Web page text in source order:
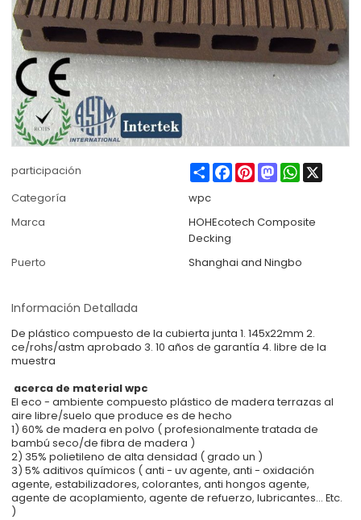
participación ShareFacebook
PinterestMastodonWhatsApp
X
Categoría
wpc
Marca
HOHEcotech Composite
Decking
Puerto
Shanghai and Ningbo
Información Detallada
De plástico compuesto de la cubierta junta 1. 145x22mm 2.
ce/rohs/astm aprobado 3. 10 años de garantía 4. libre de la
muestra
acerca de material wpc
El eco - ambiente compuesto plástico de madera terrazas al
aire libre/suelo que produce es de hecho
1) 60% de madera en polvo ( profesionalmente tratada de
bambú seco/de fibra de madera )
2) 35% polietileno de alta densidad ( grado un )
3) 5% aditivos químicos ( anti - uv agente, anti - oxidación
agente, estabilizadores, colorantes, anti hongos agente,
agente de acoplamiento, agente de refuerzo, lubricantes... Etc.
)